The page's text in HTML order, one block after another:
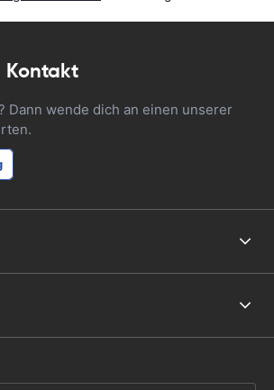
Kontakt
Dann wende dich an einen unserer